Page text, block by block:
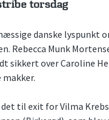
torsdag
danske lyspunkt
Rebecca Munk
sikkert over Caroline
makker.
til exit for Vilma